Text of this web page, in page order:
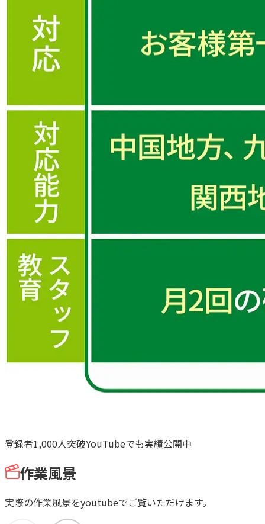
登録者1,000人突破YouTubeでも実績公開中
作業風景
実際の作業風景をyoutubeでご覧いただけます。